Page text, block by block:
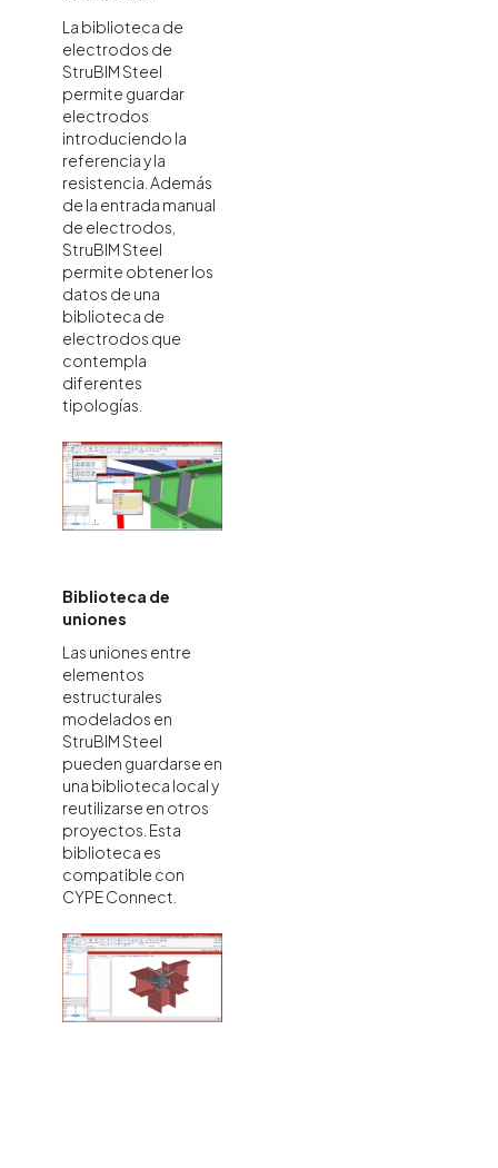
La biblioteca de
electrodos de
StruBIM Steel
permite guardar
electrodos
introduciendo la
referencia y la
resistencia. Además
de la entrada manual
de electrodos,
StruBIM Steel
permite obtener los
datos de una
biblioteca de
electrodos que
contempla
diferentes
tipologías.
Biblioteca de
uniones
Las uniones entre
elementos
estructurales
modelados en
StruBIM Steel
pueden guardarse en
una biblioteca local y
reutilizarse en otros
proyectos. Esta
biblioteca es
compatible con
CYPE Connect.